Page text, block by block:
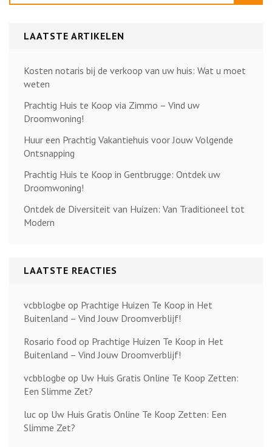
LAATSTE ARTIKELEN
Kosten notaris bij de verkoop van uw huis: Wat u moet
weten
Prachtig Huis te Koop via Zimmo – Vind uw
Droomwoning!
Huur een Prachtig Vakantiehuis voor Jouw Volgende
Ontsnapping
Prachtig Huis te Koop in Gentbrugge: Ontdek uw
Droomwoning!
Ontdek de Diversiteit van Huizen: Van Traditioneel tot
Modern
LAATSTE REACTIES
vcbblogbe op Prachtige Huizen Te Koop in Het
Buitenland – Vind Jouw Droomverblijf!
Rosario food op Prachtige Huizen Te Koop in Het
Buitenland – Vind Jouw Droomverblijf!
vcbblogbe op Uw Huis Gratis Online Te Koop Zetten:
Een Slimme Zet?
luc op Uw Huis Gratis Online Te Koop Zetten: Een
Slimme Zet?